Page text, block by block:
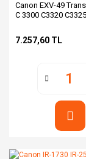
Canon EXV-49
C 3300 C3320
7.257,60 TL